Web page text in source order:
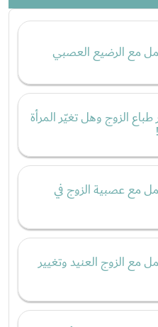
مع الرضيع العصبي
طباع الزوج وهل تغيّر المرأة
مع عصبية الزوج في
مع الزوج العنيد وتغيير